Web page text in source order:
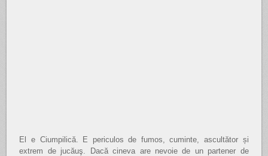
El e Ciumpilică. E periculos de fumos, cuminte, ascultător și
extrem de jucăuş. Dacă cineva are nevoie de un partener de